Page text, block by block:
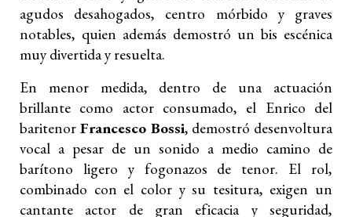
agudos desahogados, centro mórbido y graves
notables, quien además demostró un bis escénica
muy divertida y resuelta.
En menor medida, dentro de una actuación
brillante como actor consumado, el Enrico del
baritenor Francesco Bossi, demostró desenvoltura
vocal a pesar de un sonido a medio camino de
barítono ligero y fogonazos de tenor. El rol,
combinado con el color y su tesitura, exigen un
cantante actor de gran eficacia y seguridad,